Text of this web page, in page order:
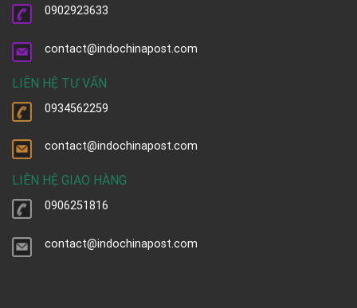
0902923633
contact@indochinapost.com
LIÊN HỆ TƯ VẤN
0934562259
contact@indochinapost.com
LIÊN HỆ GIAO HÀNG
0906251816
contact@indochinapost.com